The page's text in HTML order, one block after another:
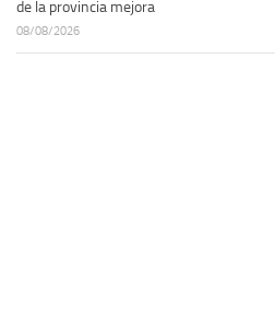
de la provincia mejora
08/08/2026